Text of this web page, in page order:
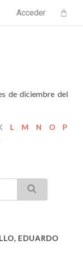
Acceder
de diciembre del
L M N O
P
EDUARDO